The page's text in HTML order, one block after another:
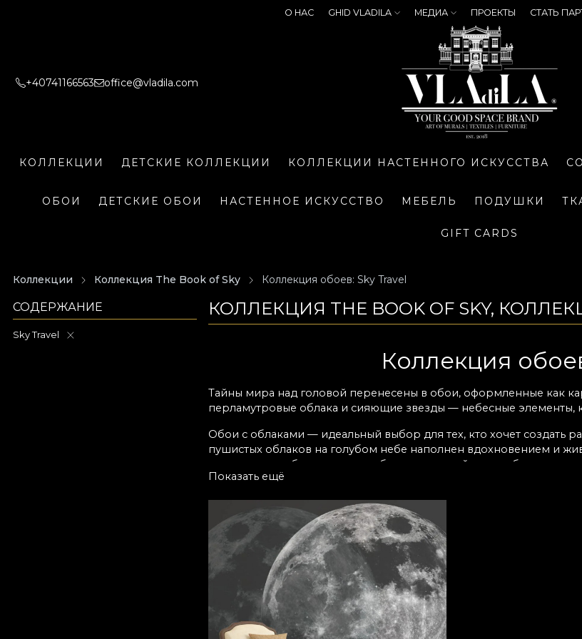
О НАС GHID VLADILA МЕДИА ПРОЕКТЫ СТАТЬ
+40741166563 office@vladila.com
КОЛЛЕКЦИИ ДЕТСКИЕ КОЛЛЕКЦИИ КОЛЛЕКЦИИ НАСТЕННОГО ИСКУССТВА
ОБОИ ДЕТСКИЕ ОБОИ НАСТЕННОЕ ИСКУССТВО МЕБЕЛЬ ПОДУШКИ
GIFT CARDS
Коллекции Коллекция The Book of Sky Коллекция обоев: Sky Travel
СОДЕРЖАНИЕ
Sky Travel
КОЛЛЕКЦИЯ THE BOOK OF SKY,
Коллекция
Тайны мира над головой перенесены в обои, оформленные как
перламутровые облака и сияющие звезды — небесные элементы,
Обои с облаками — идеальный выбор для тех, кто хочет
пушистых облаков на голубом небе наполнен вдохновением и
превратить любую комнату в убежище спокойствия и
Перепиши историю своего
Коллекция обоев The Book of Sky переписывает историю вашего
собственного вселенной. Место с безграничными просторами,
что внешнее исполнит наши мечты, нужные ресурсы уже внутри
окружении, которое поймёт, поддержит и вместит этот путь.
высшего покоя и необходимого мира.
Дизайнеры House of VLAdiLA создали серию обоев, идеальную
Мы вручную рисовали истории и перенесли их в обои, которые
Показать ещё